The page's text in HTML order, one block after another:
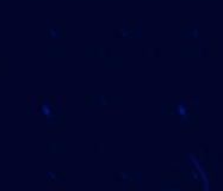
zilja e